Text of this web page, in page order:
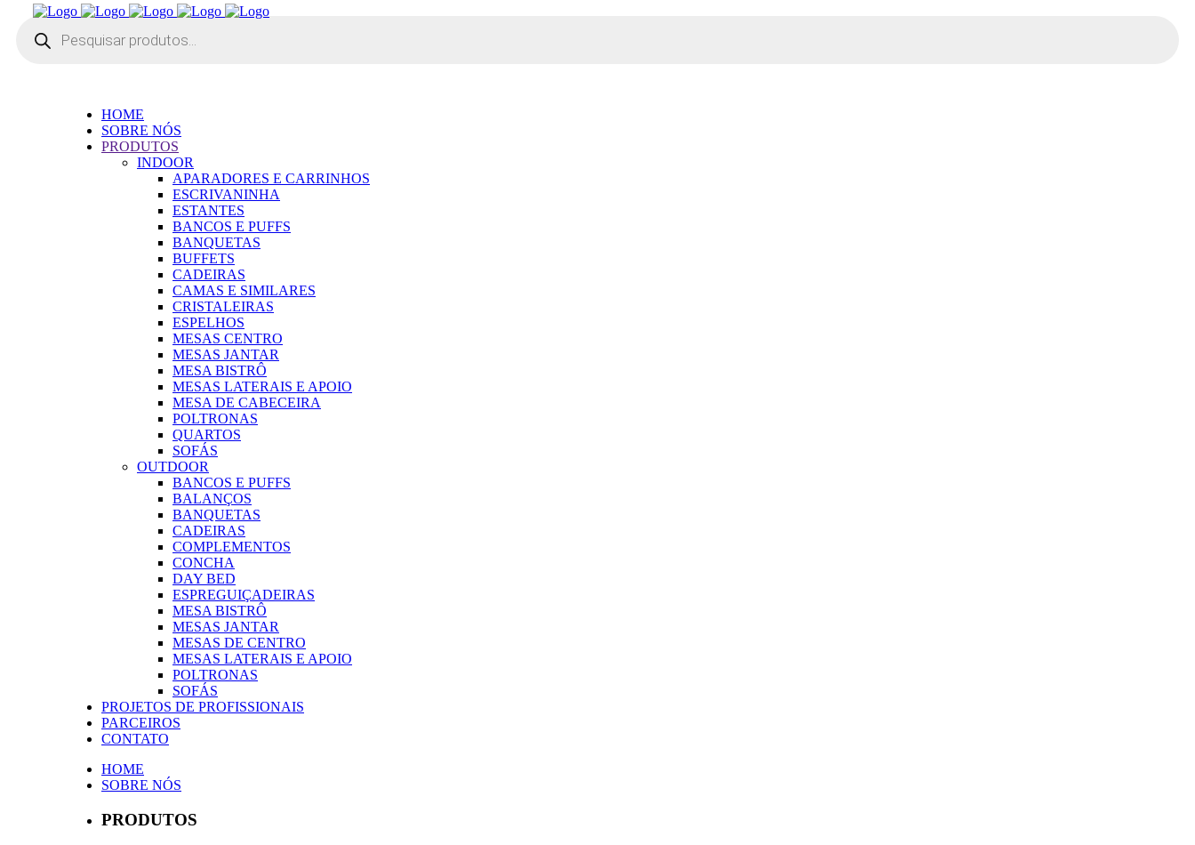
Pesquisar
produtos
HOME
SOBRE NÓS
PRODUTOS
INDOOR
APARADORES E CARRINHOS
ESCRIVANINHA
ESTANTES
BANCOS E PUFFS
BANQUETAS
BUFFETS
CADEIRAS
CAMAS E SIMILARES
CRISTALEIRAS
ESPELHOS
MESAS CENTRO
MESAS JANTAR
MESA BISTRÔ
MESAS LATERAIS E APOIO
MESA DE CABECEIRA
POLTRONAS
QUARTOS
SOFÁS
OUTDOOR
BANCOS E PUFFS
BALANÇOS
BANQUETAS
CADEIRAS
COMPLEMENTOS
CONCHA
DAY BED
ESPREGUIÇADEIRAS
MESA BISTRÔ
MESAS JANTAR
MESAS DE CENTRO
MESAS LATERAIS E APOIO
POLTRONAS
SOFÁS
PROJETOS DE PROFISSIONAIS
PARCEIROS
CONTATO
HOME
SOBRE NÓS
PRODUTOS